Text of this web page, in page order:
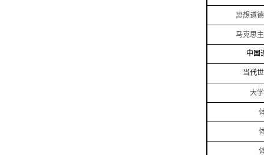
思想道
马克思
中国
当代
大